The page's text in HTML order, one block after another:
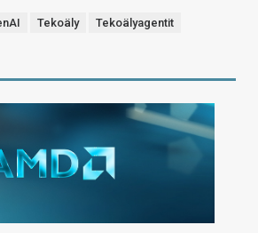
Tekoäly
Tekoälyagentit